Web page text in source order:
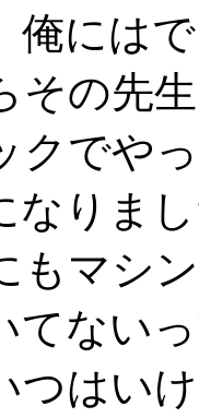
俺には
その先
クでや
なりま
もマシ
てない
つはい